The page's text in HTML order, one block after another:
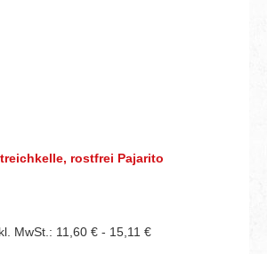
rostfrei Pajarito
MwSt.: 11,60 € - 15,11 €